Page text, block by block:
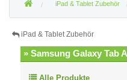
iPad & Tablet Zubehör
iPad & Tablet Zubehör
» Samsung Galaxy Tab
Alle Produkte